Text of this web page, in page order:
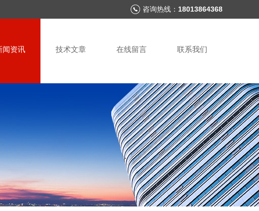
咨询热线： 18013864368
闻资讯 技术文章 在线留言 联系我们